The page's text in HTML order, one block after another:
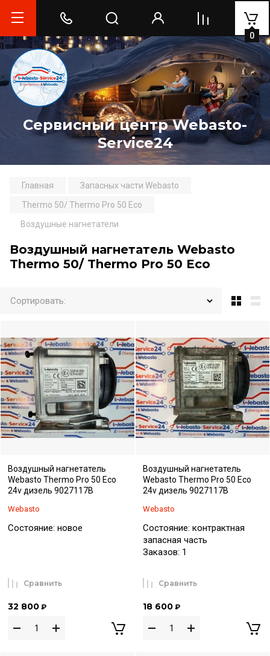
Сервисный центр Webasto-
Service24
0
Главная
Запасных части Webasto
Thermo 50/ Thermo Pro 50 Eco
Воздушные нагнетатели
Воздушный нагнетатель Webasto
Thermo 50/ Thermo Pro 50 Eco
Сортировать:
Воздушный нагнетатель
Webasto Thermo Pro 50 Eco
24v дизель 9027117B
Webasto
Состояние: новое
32 800 ₽
Сравнить
Воздушный нагнетатель
Webasto Thermo Pro 50 Eco
24v дизель 9027117B
Webasto
Состояние: контрактная
запасная часть
Заказов: 1
18 600 ₽
Сравнить